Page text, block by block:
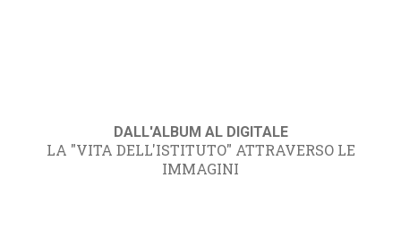
DALL'ALBUM AL DIGITALE
LA "VITA DELL'ISTITUTO" ATTRAVERSO LE
IMMAGINI